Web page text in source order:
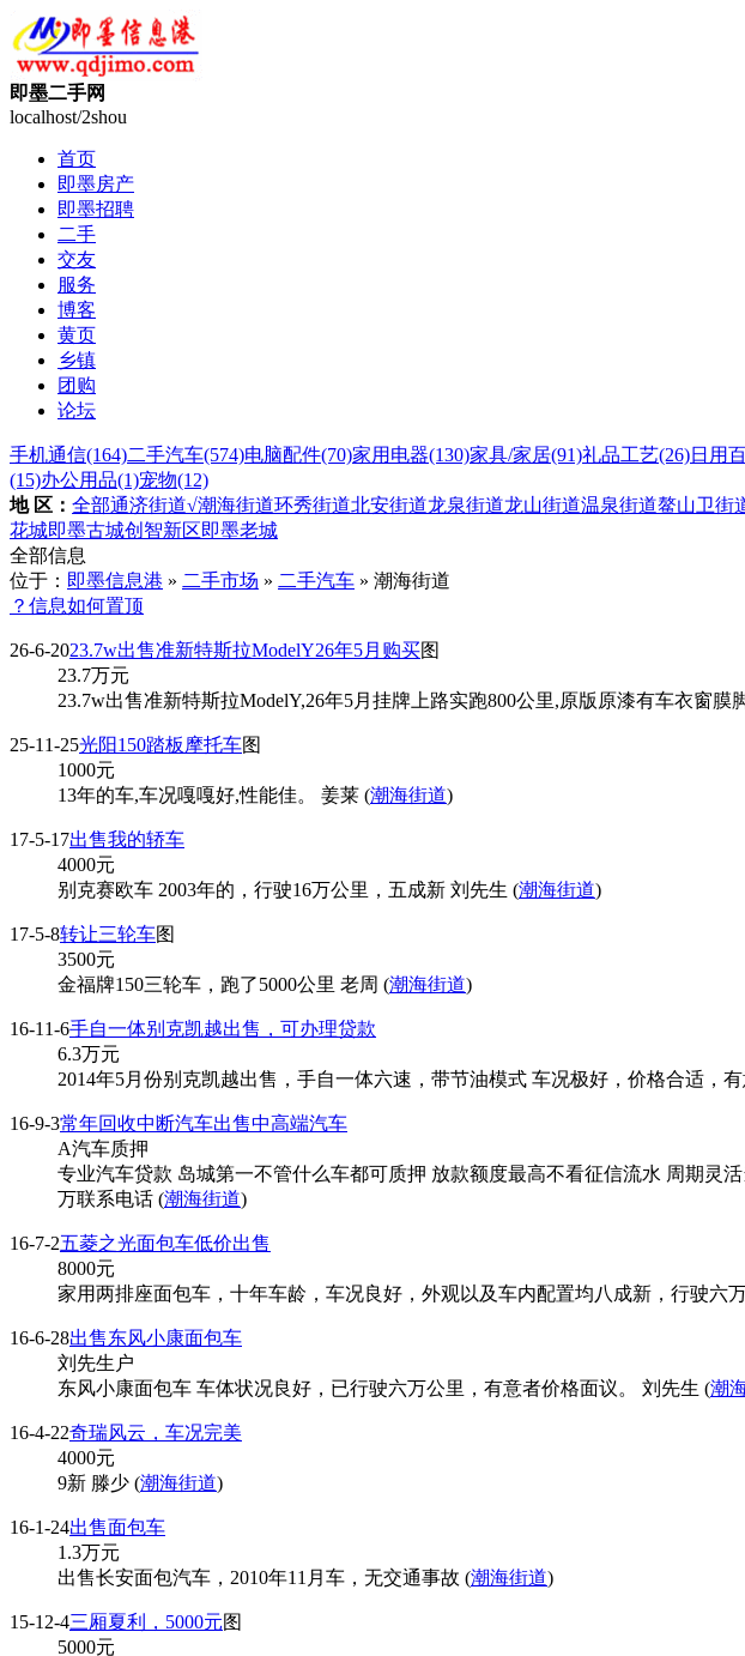
即墨二手网
localhost/2shou
首页
即墨房产
即墨招聘
二手
交友
服务
博客
黄页
乡镇
团购
论坛
手机通信(164)二手汽车(574)电脑配件(70)家用电器(130)家具/家居(91)礼品工艺(26)日用
(15)办公用品(1)宠物(12)
地 区： 全部通济街道√潮海街道环秀街道北安街道龙泉街道龙山街道温泉街道鳌山卫街
花城即墨古城创智新区即墨老城
全部信息
位于： 即墨信息港 » 二手市场 » 二手汽车 » 潮海街道
？信息如何置顶
26-6-2023.7w出售准新特斯拉ModelY26年5月购买图
23.7万元
23.7w出售准新特斯拉ModelY,26年5月挂牌上路实跑800公里,原版原漆有车衣窗膜
25-11-25光阳150踏板摩托车图
1000元
13年的车,车况嘎嘎好,性能佳。 姜莱 (潮海街道)
17-5-17出售我的轿车
4000元
别克赛欧车 2003年的，行驶16万公里，五成新 刘先生 (潮海街道)
17-5-8转让三轮车图
3500元
金福牌150三轮车，跑了5000公里 老周 (潮海街道)
16-11-6手自一体别克凯越出售，可办理贷款
6.3万元
2014年5月份别克凯越出售，手自一体六速，带节油模式 车况极好，价格合适，
16-9-3常年回收中断汽车出售中高端汽车
A汽车质押
专业汽车贷款 岛城第一不管什么车都可质押 放款额度最高不看征信流水 周期灵
万联系电话 (潮海街道)
16-7-2五菱之光面包车低价出售
8000元
家用两排座面包车，十年车龄，车况良好，外观以及车内配置均八成新，行驶六
16-6-28出售东风小康面包车
刘先生户
东风小康面包车 车体状况良好，已行驶六万公里，有意者价格面议。 刘先生 (潮
16-4-22奇瑞风云，车况完美
4000元
9新 滕少 (潮海街道)
16-1-24出售面包车
1.3万元
出售长安面包汽车，2010年11月车，无交通事故 (潮海街道)
15-12-4三厢夏利，5000元图
5000元